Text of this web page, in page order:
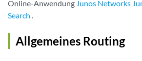
Online-Anwendung Junos Networks
Search .
Allgemeines Routing